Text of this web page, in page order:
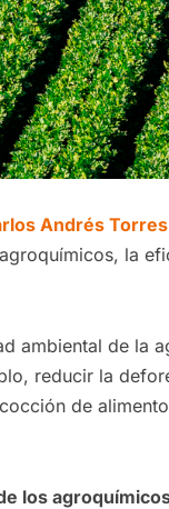
Andrés Torres
la
ambiental de la
reducir la
de
los